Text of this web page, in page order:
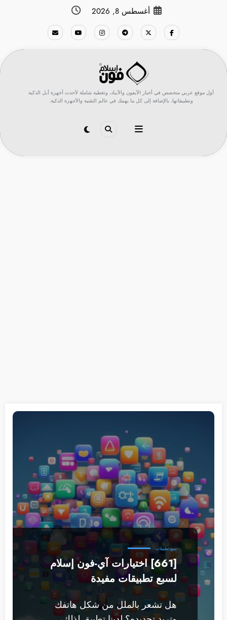
أغسطس 8, 2026
أول موقع عربي متخصص في أخبار الآيفون والآيباد، وتغطية شاملة لأحدث أجهزة أبل الذكية
وتطبيقاتها، بالإضافة إلى كل ما يهمك في عالم التقنية والأجهزة الذكية.
سبع تطبيقات
[661] اختيارات آي-فون إسلام
لسبع تطبيقات مفيدة
هل تشعر بالملل من شكل هاتفك